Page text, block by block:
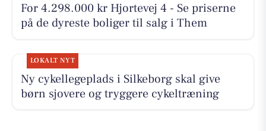
For 4.298.000 kr Hjortevej 4 - Se priserne
på de dyreste boliger til salg i Them
LOKALT NYT
Ny cykellegeplads i Silkeborg skal give
børn sjovere og tryggere cykeltræning